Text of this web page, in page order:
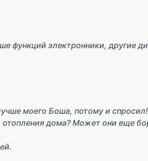
функций электронники, другие
моего Боша, потому и
дома? Может они еще